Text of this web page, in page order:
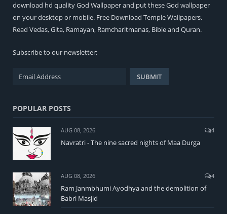
download hd quality God Wallpaper and put these God wallpaper
on your desktop or mobile. Free Download Temple Wallpapers.
Read Vedas,Gita, Ramayan, Ramcharitmanas, Bibleand Quran.
Subscribe to our newsletter:
POPULAR POSTS
AUG 08, 2026 4
Navratri - The nine sacred nights of Maa Durga
AUG 08, 2026 4
Ram Janmbhumi Ayodhya and the demolition of
Babri Masjid